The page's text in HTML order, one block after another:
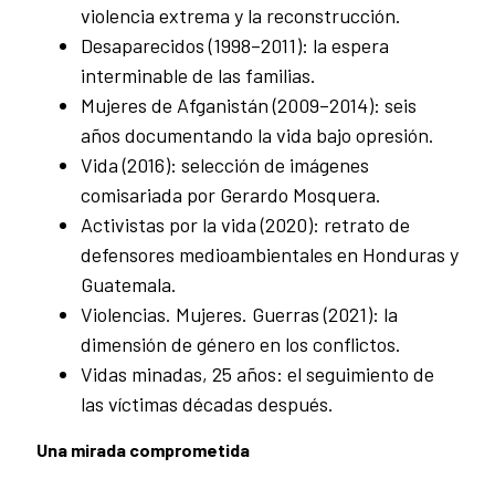
violencia extrema y la reconstrucción.
Desaparecidos (1998–2011): la espera
interminable de las familias.
Mujeres de Afganistán (2009–2014): seis
años documentando la vida bajo opresión.
Vida (2016): selección de imágenes
comisariada por Gerardo Mosquera.
Activistas por la vida (2020): retrato de
defensores medioambientales en Honduras y
Guatemala.
Violencias. Mujeres. Guerras (2021): la
dimensión de género en los conflictos.
Vidas minadas, 25 años: el seguimiento de
las víctimas décadas después.
Una mirada comprometida